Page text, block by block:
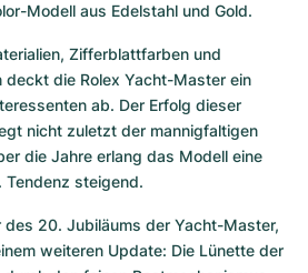
Modell aus Edelstahl und Gold.
Zifferblattfarben und
deckt die Rolex Yacht-Master ein
ab. Der Erfolg dieser
nicht zuletzt der mannigfaltigen
die Jahre erlang das Modell eine
steigend.
des 20. Jubiläums der Yacht-Master,
weiteren Update: Die Lünette der